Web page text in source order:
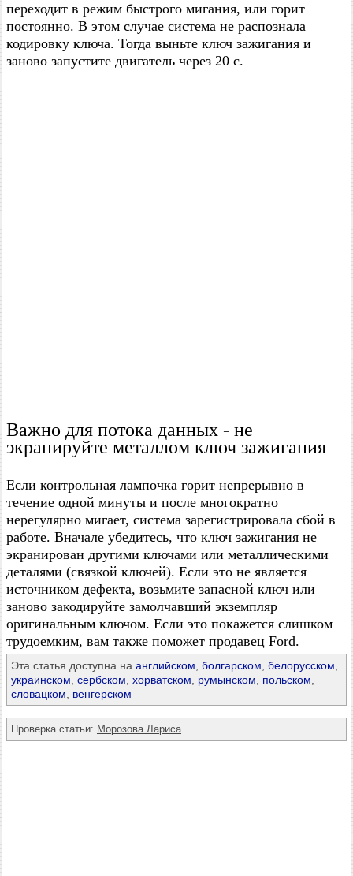
переходит в режим быстрого мигания, или горит
постоянно. В этом случае система не распознала
кодировку ключа. Тогда выньте ключ зажигания и
заново запустите двигатель через 20 с.
Важно для потока данных - не
экранируйте металлом ключ зажигания
Если контрольная лампочка горит непрерывно в
течение одной минуты и после многократно
нерегулярно мигает, система зарегистрировала сбой в
работе. Вначале убедитесь, что ключ зажигания не
экранирован другими ключами или металлическими
деталями (связкой ключей). Если это не является
источником дефекта, возьмите запасной ключ или
заново закодируйте замолчавший экземпляр
оригинальным ключом. Если это покажется слишком
трудоемким, вам также поможет продавец Ford.
Эта статья доступна на английском болгарском белорусском
украинском сербском хорватском румынском польском
словацком
венгерском
Проверка статьи: Морозова Лариса